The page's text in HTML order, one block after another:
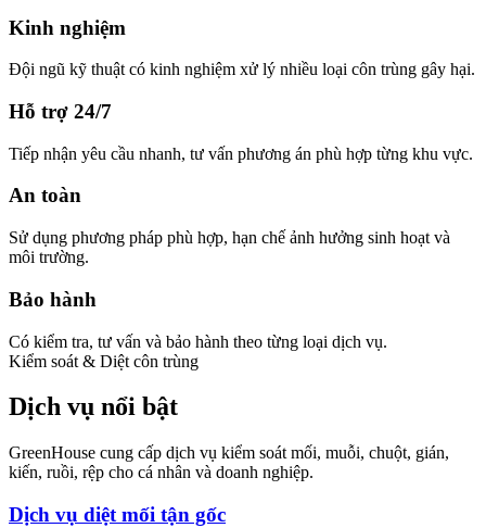
Kinh nghiệm
Đội ngũ kỹ thuật có kinh nghiệm xử lý nhiều loại côn trùng gây hại.
Hỗ trợ 24/7
Tiếp nhận yêu cầu nhanh, tư vấn phương án phù hợp từng khu vực.
An toàn
Sử dụng phương pháp phù hợp, hạn chế ảnh hưởng sinh hoạt và
môi trường.
Bảo hành
Có kiểm tra, tư vấn và bảo hành theo từng loại dịch vụ.
Kiểm soát & Diệt côn trùng
Dịch vụ nổi bật
GreenHouse cung cấp dịch vụ kiểm soát mối, muỗi, chuột, gián,
kiến, ruồi, rệp cho cá nhân và doanh nghiệp.
Dịch vụ diệt mối tận gốc